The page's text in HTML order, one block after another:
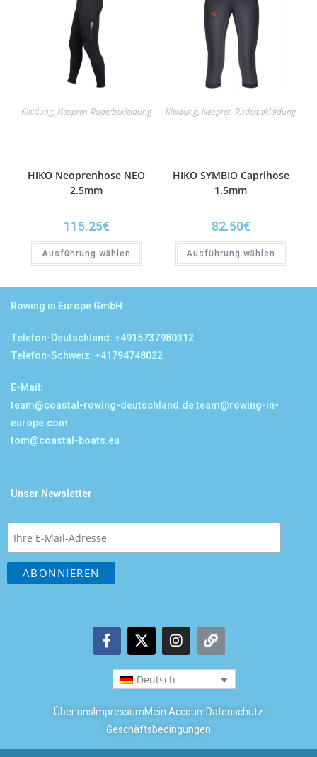
Kleidung, Neopren-Ruderbekleidung
HIKO Neoprenhose NEO
2.5mm
115.25€
Ausführung wählen
Kleidung, Neopren-Ruderbekleidung
HIKO SYMBIO Caprihose
1.5mm
82.50€
Ausführung wählen
Rowing in Europe GmbH
Telefon-Deutschland: +4915737980312
Telefon-Schweiz: +41794748022
E-Mail:
team@coastal-rowing-deutschland.deteam@rowing-in-
europe.com
tom@coastal-boats.eu
Unser Newsletter
Deutsch
Über uns ImpressumMein AccountDatenschutz
Geschäftsbedingungen